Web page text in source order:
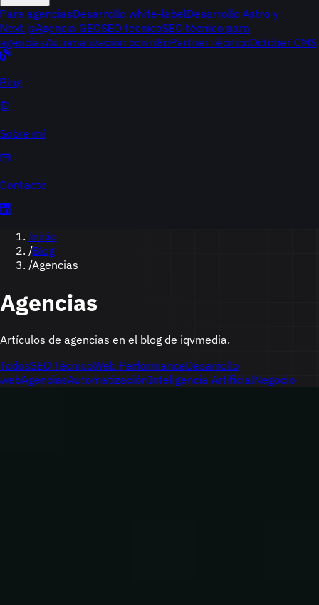
Para agenciasDesarrollo white-labelDesarrollo Astro y
Next.jsAgencia GEOSEO técnicoSEO técnico para
agenciasAutomatización con n8nPartner técnicoOctober CMS
Blog
Sobre mí
Contacto
Inicio
/Blog
/Agencias
Agencias
Artículos de agencias en el blog de iqvmedia.
TodosSEO TécnicoWeb PerformanceDesarrollo
webAgenciasAutomatizaciónInteligencia ArtificialNegocio